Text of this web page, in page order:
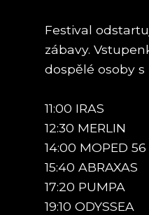
Festival
zábavy.
dospělé osoby
11:00 IRAS
12:30 MERLIN
14:00 MOPED 56
15:40 ABRAXAS
17:20 PUMPA
19:10 ODYSSEA